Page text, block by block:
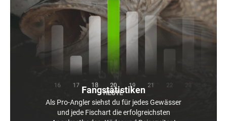
Fangstatistiken
Als Pro-Angler siehst du für jedes Gewässer
und jede Fischart die erfolgreichsten